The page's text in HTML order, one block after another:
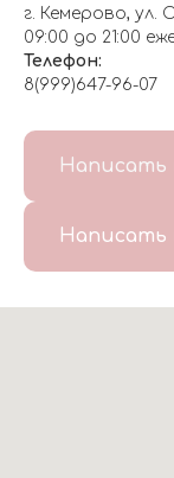
г. Кемерово, ул.
09:00 до 21:00
Телефон:
8(999)647-96-07
Написать
Написать